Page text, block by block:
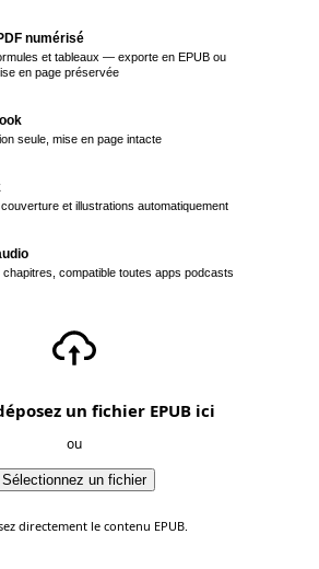
numérisé
et tableaux — exporte en EPUB ou
en page préservée
seule, mise en page intacte
et illustrations automatiquement
chapitres, compatible toutes apps podcasts
un fichier EPUB ici
ou
Sélectionnez un fichier
directement le contenu EPUB.